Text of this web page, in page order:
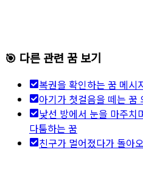
🎯 다른 관련 꿈 보기
복권을 확인하는 꿈 메시
아기가 첫걸음을 떼는 꿈
낯선 방에서 눈을 마주치
다툼하는 꿈
친구가 멀어졌다가 돌아